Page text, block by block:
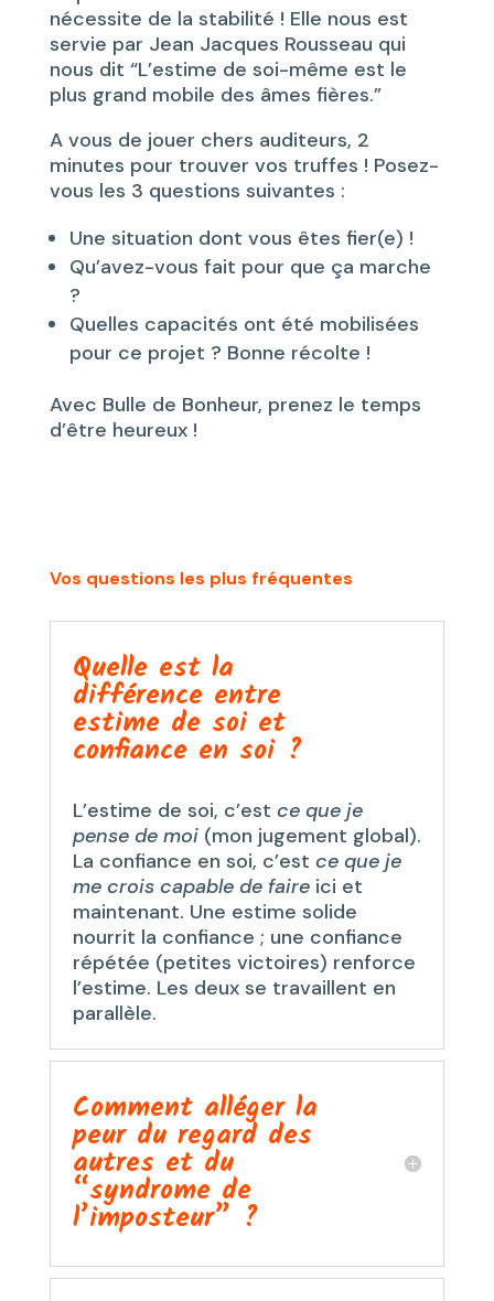
nécessite de la stabilité ! Elle nous est
servie par Jean Jacques Rousseau qui
nous dit “L’estime de soi-même est le
plus grand mobile des âmes fières.”
A vous de jouer chers auditeurs, 2
minutes pour trouver vos truffes ! Posez-
vous les 3 questions suivantes :
Une situation dont vous êtes fier(e) !
Qu’avez-vous fait pour que ça marche
?
Quelles capacités ont été mobilisées
pour ce projet ? Bonne récolte !
Avec Bulle de Bonheur, prenez le temps
d’être heureux !
Vos questions les plus fréquentes
Quelle est la
différence entre
estime de soi et
confiance en soi ?
L’estime de soi, c’est ce que je
pense de moi(mon jugement global).
La confiance en soi, c’est ce que je
me crois capable de faireici et
maintenant. Une estime solide
nourrit la confiance ; une confiance
répétée (petites victoires) renforce
l’estime. Les deux se travaillent en
parallèle.
Comment alléger la
peur du regard des
autres et du
“syndrome de
l’imposteur” ?